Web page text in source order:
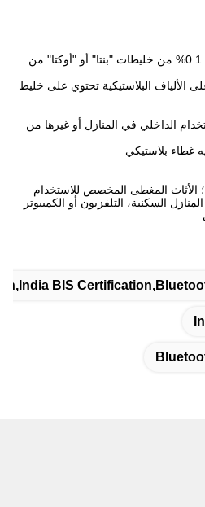
1) المنتج لا يحتوي على أكثر من 0.1% من خليطات "بنتا" أو "أوكتا" من
الألياف البلاستيكية تحتوي على خليط
الداخلي في المنازل أو غيرها من
غطاء بلاستيكي
الأثاث المغطى المخصص للاستخدام
السكنية، التلفزيون أو الكمبيوتر
BIS